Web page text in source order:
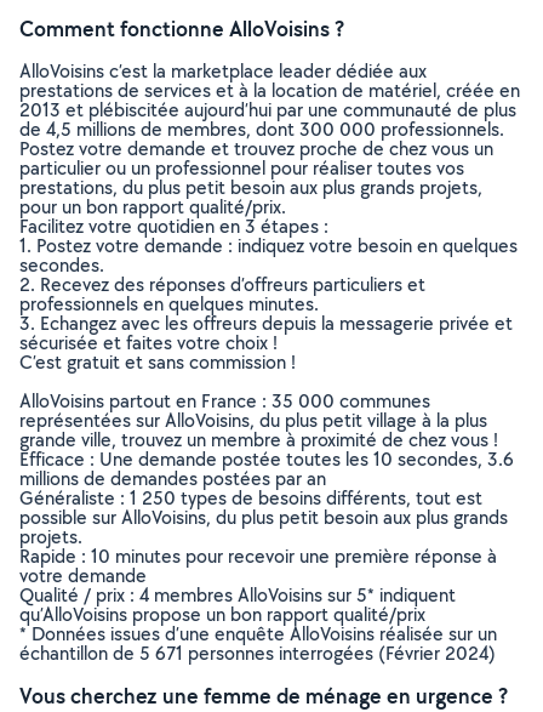
Comment fonctionne AlloVoisins ?
AlloVoisins c’est la marketplace leader dédiée aux
prestations de services et à la location de matériel, créée en
2013 et plébiscitée aujourd’hui par une communauté de plus
de 4,5 millions de membres, dont 300 000 professionnels.
Postez votre demande et trouvez proche de chez vous un
particulier ou un professionnel pour réaliser toutes vos
prestations, du plus petit besoin aux plus grands projets,
pour un bon rapport qualité/prix.
Facilitez votre quotidien en 3 étapes :
1. Postez votre demande : indiquez votre besoin en quelques
secondes.
2. Recevez des réponses d’offreurs particuliers et
professionnels en quelques minutes.
3. Echangez avec les offreurs depuis la messagerie privée et
sécurisée et faites votre choix !
C’est gratuit et sans commission !
AlloVoisins partout en France : 35 000 communes
représentées sur AlloVoisins, du plus petit village à la plus
grande ville, trouvez un membre à proximité de chez vous !
Efficace : Une demande postée toutes les 10 secondes, 3.6
millions de demandes postées par an
Généraliste : 1 250 types de besoins différents, tout est
possible sur AlloVoisins, du plus petit besoin aux plus grands
projets.
Rapide : 10 minutes pour recevoir une première réponse à
votre demande
Qualité / prix : 4 membres AlloVoisins sur 5* indiquent
qu’AlloVoisins propose un bon rapport qualité/prix
* Données issues d’une enquête AlloVoisins réalisée sur un
échantillon de 5 671 personnes interrogées (Février 2024)
Vous cherchez une femme de ménage en urgence ?